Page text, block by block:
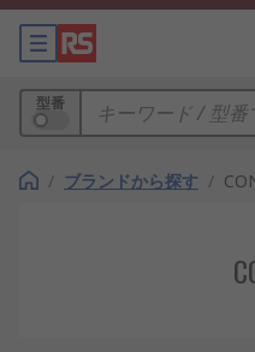
型番
/ ブランドから探す /